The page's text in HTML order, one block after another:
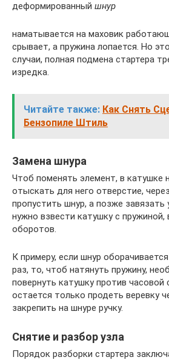
деформированный шнур
наматывается на маховик
срывает, а пружина лопается. Но
случаи, полная подмена стартера
изредка.
Читайте также: Как Снять
Бензопиле Штиль
Замена шнура
Чтоб поменять элемент, в катушке
отыскать для него отверстие,
пропустить шнур, а позже
нужно взвести катушку с пружиной,
оборотов.
К примеру, если шнур
раз, то, чтоб натянуть пружину,
повернуть катушку против часовой
остается только продеть веревку
закрепить на шнуре ручку.
Снятие и разбор узла
Порядок разборки стартера